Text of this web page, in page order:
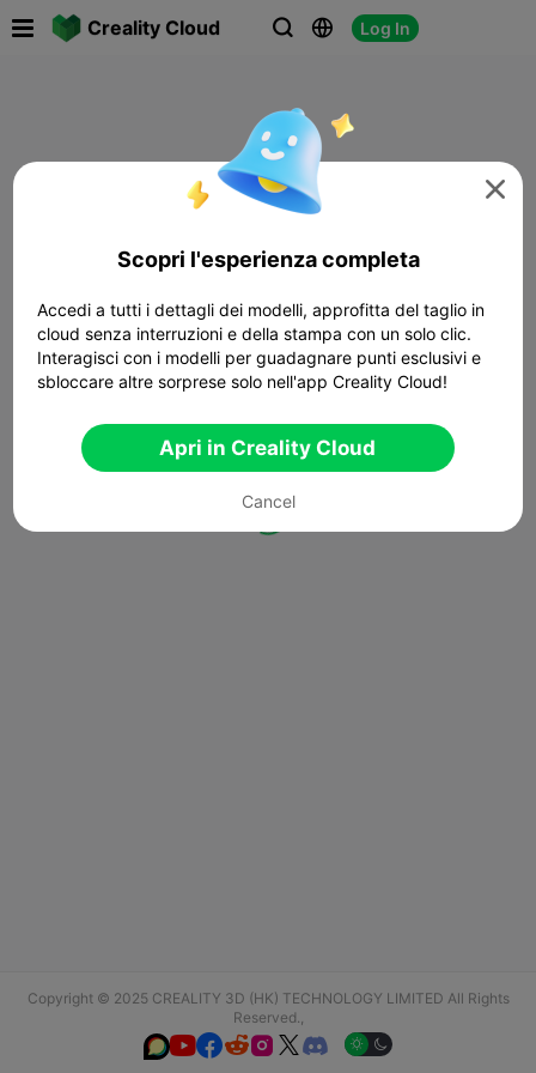
Creality Cloud   Log In
Copyright © 2025 CREALITY 3D (HK) TECHNOLOGY LIMITED All Rights
Reserved.,
  

Scopri l'esperienza completa
Accedi a tutti i dettagli dei modelli, approfitta del taglio in
cloud senza interruzioni e della stampa con un solo clic.
Interagisci con i modelli per guadagnare punti esclusivi e
sbloccare altre sorprese solo nell'app Creality Cloud!
Apri in Creality Cloud
Cancel